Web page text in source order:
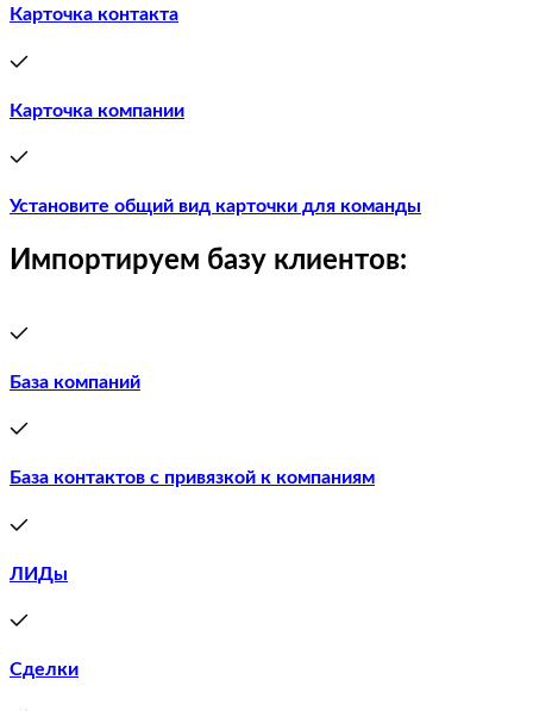
Карточка контакта
Карточка компании
Установите общий вид карточки для команды
Импортируем базу клиентов:
База компаний
База контактов с привязкой к компаниям
ЛИДы
Сделки